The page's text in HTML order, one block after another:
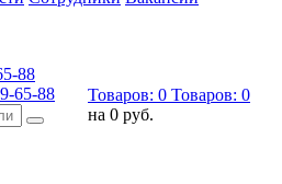
88
65-88 Товаров: 0 Товаров: 0
на 0 руб.